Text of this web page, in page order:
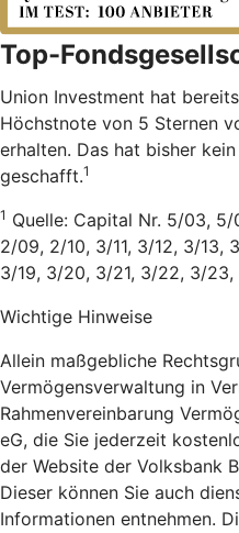
Top-
Union Investment hat
Höchstnote von 5 Sternen
erhalten. Das hat bisher
geschafft.1
1 Quelle: Capital Nr. 5/03,
2/09, 2/10, 3/11, 3/12, 3/13,
3/19, 3/20, 3/21, 3/22, 3/
Wichtige Hinweise
Allein maßgebliche
Vermögensverwaltung in
Rahmenvereinbarung
eG, die Sie jederzeit
der Website der Volksbank
Dieser können Sie auch
Informationen entnehmen.